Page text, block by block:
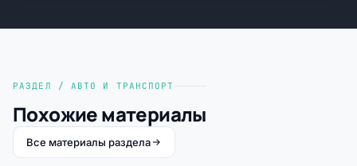
РАЗДЕЛ / АВТО И ТРАНСПОРТ
Похожие материалы
Все материалы раздела